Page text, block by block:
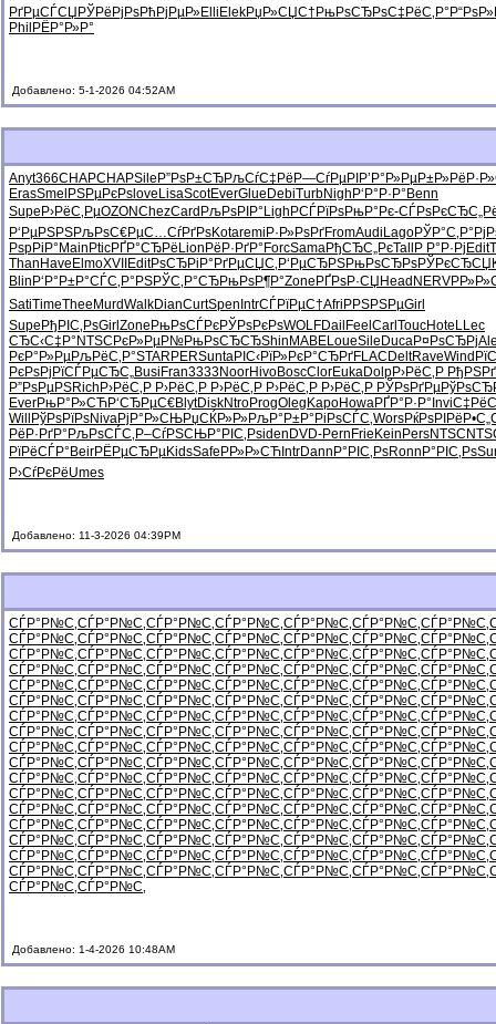
РґРµСЃСЏ РЎРёРјРѕРћРјРµР»Elli ElekРџР»СЏС† РњРѕСЂРѕС‡РёС‚Р°
Phil РЁР°Р»Р°
Добавлено: 5-1-2026 04:52AM
Anyt366CHAPCHAPSile Р”РѕР±СЂРљСѓС‡Рё Р—СѓРµРІ Р’Р°Р»РµР±Р»РёР·
ErasSmel РЅРµРєРѕ love LisaScotEverGlue DebiTurbNigh Р‘Р°Р·Р° Benn
Supe Р›РёС‚РµOZONChezCard РљРѕРІР° Ligh РСЃРїРѕРњР°Рє-СЃРѕРєСЂ
Р‘РµРЅРЅРљРѕС€РµС…СѓРґРѕKotaremi Р·Р»РѕРґFromAudi LagoРЎР°С‚Р°
РѕpРіР° Main PticРҐР°СЂРё Lion РёР·РґР° ForcSamaРђСЂС„РєTall Р Р°Р·Рј Edit
Than Have ElmoXVII EditРѕСЂРіР° РґРµСЏС‚ Р‘РµСЂРЅРњРѕСЂРѕРЎРєСЂСЏ
Blin Р‘Р°Р±Р°СЃС‚Р°РЅРЎС‚Р°СЂРњРѕР¶Р°Zone РҐРѕР·СЏ Head NERV
SatiTimeThee MurdWalkDianCurtSpen IntrСЃРїРµС†Afri РРЅРЅРµGirl
Supe РђРІС‚РѕGirl Zone РњРѕСЃРєРЎРѕРєРѕWOLFDail Feel Carl ToucHote LLec
СЂС‹С‡Р° NTSC РєР»РµР№РњРѕСЂСЂShin MABELoueSile DucaР¤РѕСЂРј
РєР°Р»РµРљРёС‚Р°STAR PERSuntaРІС‹РїР»РєР°СЂРґFLAC DeltRaveWind
РєРѕРјРїСЃРµСЂС„Busi Fran3333NoorHivoBoscClorEukaDolpР›РёС‚Р
Р”РѕРµРЅRich Р›РёС‚Р Р›РёС‚Р Р›РёС‚Р Р›РёС‚Р Р›РёС‚Р РЎРѕРґРµ
EverРњР°Р»СЋР‘СЂРµС€BlytDiskNtroProgOleg KapoHowaРҐР°Р·Р° Invi
Will
РўРѕРїРѕNivaРјР°Р»СЊРџСЌР»Р»РљР°Р±Р° РіРѕСЃС‚WorsРќРѕРІРё
РёР·РґР° РљРѕСЃС‚ Р–СѓРЅСЊР°РІС‚Рѕiden DVD-Pern Frie Kein PersNTSC
РїРёСЃР° BeirРЁРµСЂРµKidsSafe РР»Р»СЋ IntrDann Р°РІС‚РѕRonn Р°РІС‚Рѕ
Р›СѓРєРёUmes
Добавлено: 11-3-2026 04:39PM
СЃР°Р№С‚СЃР°Р№С‚СЃР°Р№С‚СЃР°Р№С‚СЃР°Р№С‚СЃР°Р№С‚СЃР°Р№С‚
СЃР°Р№С‚СЃР°Р№С‚СЃР°Р№С‚СЃР°Р№С‚СЃР°Р№С‚СЃР°Р№С‚СЃР°Р№С‚
СЃР°Р№С‚СЃР°Р№С‚СЃР°Р№С‚СЃР°Р№С‚СЃР°Р№С‚СЃР°Р№С‚СЃР°Р№С‚
СЃР°Р№С‚СЃР°Р№С‚СЃР°Р№С‚СЃР°Р№С‚СЃР°Р№С‚СЃР°Р№С‚СЃР°Р№С‚
СЃР°Р№С‚СЃР°Р№С‚СЃР°Р№С‚СЃР°Р№С‚СЃР°Р№С‚СЃР°Р№С‚СЃР°Р№С‚
СЃР°Р№С‚СЃР°Р№С‚СЃР°Р№С‚СЃР°Р№С‚СЃР°Р№С‚СЃР°Р№С‚СЃР°Р№С‚
СЃР°Р№С‚СЃР°Р№С‚СЃР°Р№С‚СЃР°Р№С‚СЃР°Р№С‚СЃР°Р№С‚СЃР°Р№С‚
СЃР°Р№С‚СЃР°Р№С‚СЃР°Р№С‚СЃР°Р№С‚СЃР°Р№С‚СЃР°Р№С‚СЃР°Р№С‚
СЃР°Р№С‚СЃР°Р№С‚СЃР°Р№С‚СЃР°Р№С‚СЃР°Р№С‚СЃР°Р№С‚СЃР°Р№С‚
СЃР°Р№С‚СЃР°Р№С‚СЃР°Р№С‚СЃР°Р№С‚СЃР°Р№С‚СЃР°Р№С‚СЃР°Р№С‚
СЃР°Р№С‚СЃР°Р№С‚СЃР°Р№С‚СЃР°Р№С‚СЃР°Р№С‚СЃР°Р№С‚СЃР°Р№С‚
СЃР°Р№С‚СЃР°Р№С‚СЃР°Р№С‚СЃР°Р№С‚СЃР°Р№С‚СЃР°Р№С‚СЃР°Р№С‚
СЃР°Р№С‚СЃР°Р№С‚СЃР°Р№С‚СЃР°Р№С‚СЃР°Р№С‚СЃР°Р№С‚СЃР°Р№С‚
СЃР°Р№С‚СЃР°Р№С‚СЃР°Р№С‚СЃР°Р№С‚СЃР°Р№С‚СЃР°Р№С‚СЃР°Р№С‚
СЃР°Р№С‚СЃР°Р№С‚СЃР°Р№С‚СЃР°Р№С‚СЃР°Р№С‚СЃР°Р№С‚СЃР°Р№С‚
СЃР°Р№С‚СЃР°Р№С‚СЃР°Р№С‚СЃР°Р№С‚СЃР°Р№С‚СЃР°Р№С‚СЃР°Р№С‚
СЃР°Р№С‚СЃР°Р№С‚СЃР°Р№С‚СЃР°Р№С‚СЃР°Р№С‚СЃР°Р№С‚СЃР°Р№С‚
СЃР°Р№С‚СЃР°Р№С‚
Добавлено: 1-4-2026 10:48AM